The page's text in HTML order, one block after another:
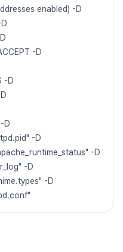
enabled) -D
-D
-D
D
-D
-D
-D
-D